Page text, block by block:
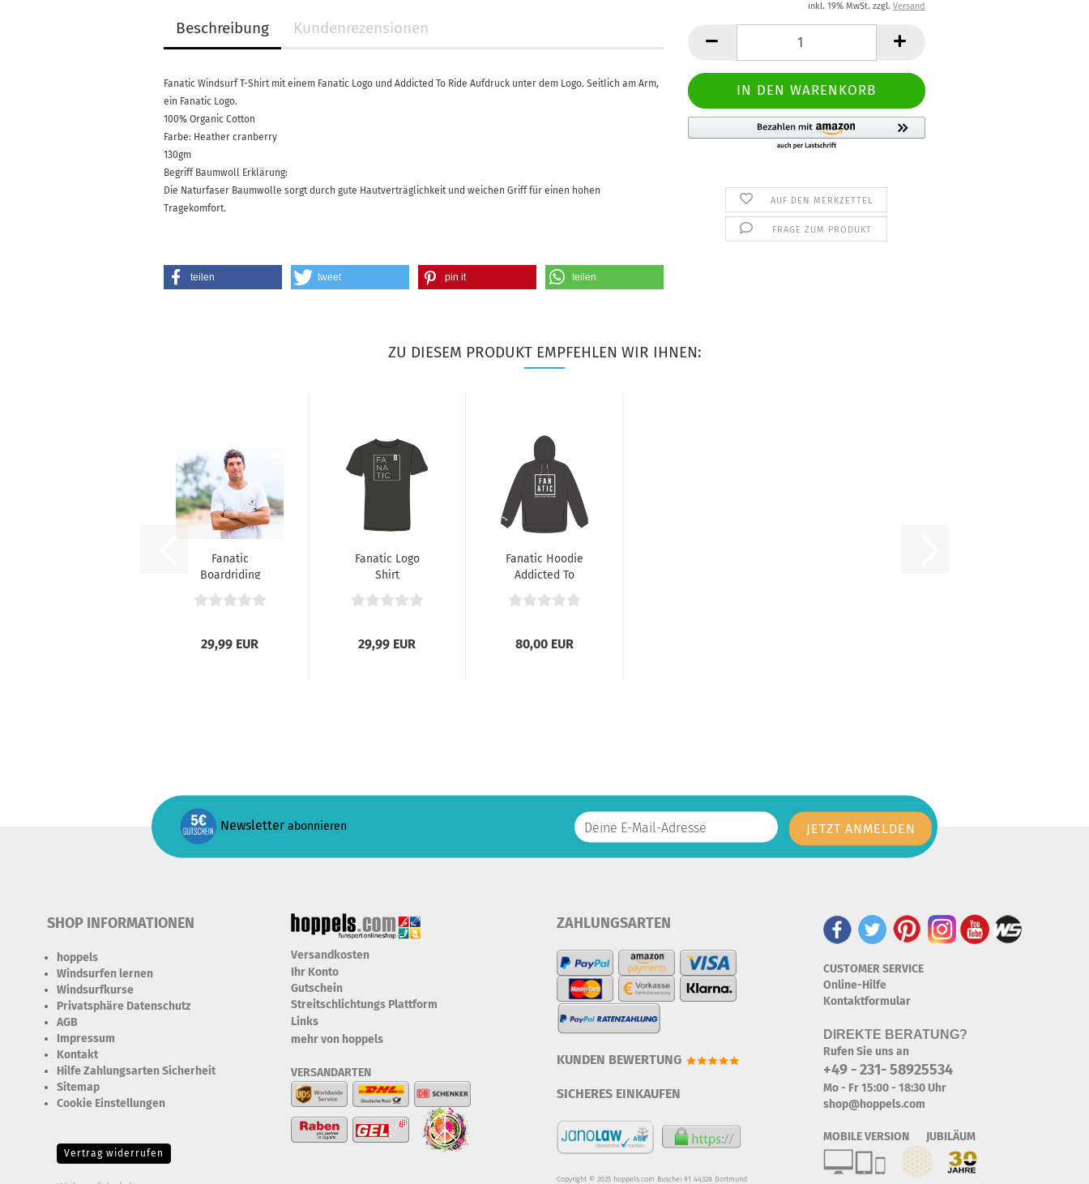
inkl. 19% MwSt. zzgl. Versand
AUF DEN MERKZETTEL
FRAGE ZUM PRODUKT
Beschreibung Kundenrezensionen
Fanatic Windsurf T-Shirt mit einem Fanatic Logo und Addicted To Ride Aufdruck unter dem Logo. Seitlich am Arm,
ein Fanatic Logo.
100% Organic Cotton
Farbe: Heather cranberry
130gm
Begriff Baumwoll Erklärung:
Die Naturfaser Baumwolle sorgt durch gute Hautverträglichkeit und weichen Griff für einen hohen
Tragekomfort.
teilen tweet pin it teilen
ZU DIESEM PRODUKT EMPFEHLEN WIR IHNEN:
Fanatic
Boardriding
Shirt
29,99 EUR
Fanatic Logo
Shirt
29,99 EUR
Fanatic Hoodie
Addicted To
Ride 19
80,00 EUR
Newsletter abonnieren
SHOP INFORMATIONEN
hoppels
Windsurfen lernen
Windsurfkurse
Privatsphäre Datenschutz
AGB
Impressum
Kontakt
Hilfe Zahlungsarten Sicherheit
Sitemap
Cookie Einstellungen
Vertrag widerrufen
Versandkosten
Ihr Konto
Gutschein
Streitschlichtungs Plattform
Links
mehr von hoppels
VERSANDARTEN
ZAHLUNGSARTEN
KUNDEN BEWERTUNG
SICHERES EINKAUFEN
Copyright © 2025 hoppels.com Buschei 91 44328 Dortmund
CUSTOMER SERVICE
Online-Hilfe
Kontaktformular
DIREKTE BERATUNG?
Rufen Sie uns an
+49 - 231- 58925534
Mo - Fr 15:00 - 18:30 Uhr
shop@hoppels.com
MOBILE VERSION JUBILÄUM